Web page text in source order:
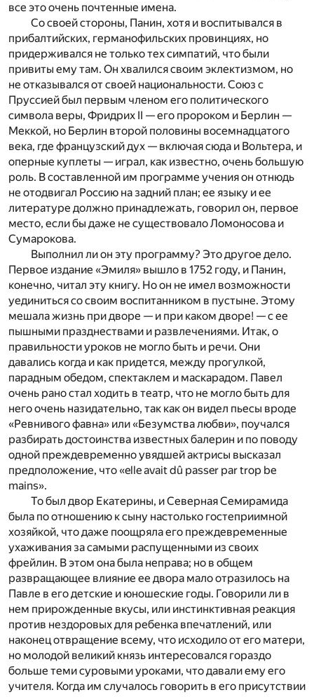
все это очень почтенные имена.
Со своей стороны, Панин, хотя и воспитывался в
прибалтийских, германофильских провинциях, но
придерживался не только тех симпатий, что были
привиты ему там. Он хвалился своим эклектизмом, но
не отказывался от своей национальности. Союз с
Пруссией был первым членом его политического
символа веры, Фридрих II — его пророком и Берлин —
Меккой, но Берлин второй половины восемнадцатого
века, где французский дух — включая сюда и Вольтера, и
оперные куплеты — играл, как известно, очень большую
роль. В составленной им программе учения он отнюдь
не отодвигал Россию на задний план; ее языку и ее
литературе должно принадлежать, говорил он, первое
место, если бы даже не существовало Ломоносова и
Сумарокова.
Выполнил ли он эту программу? Это другое дело.
Первое издание «Эмиля» вышло в 1752 году, и Панин,
конечно, читал эту книгу. Но он не имел возможности
уединиться со своим воспитанником в пустыне. Этому
мешала жизнь при дворе — и при каком дворе! — с ее
пышными празднествами и развлечениями. Итак, о
правильности уроков не могло быть и речи. Они
давались когда и как придется, между прогулкой,
парадным обедом, спектаклем и маскарадом. Павел
очень рано стал ходить в театр, что не могло быть для
него очень назидательно, так как он видел пьесы вроде
«Ревнивого фавна» или «Безумства любви», поучался
разбирать достоинства известных балерин и по поводу
одной преждевременно увядшей актрисы высказал
предположение, что «elle avait dû passer par trop be
mains».
То был двор Екатерины, и Северная Семирамида
была по отношению к сыну настолько гостеприимной
хозяйкой, что даже поощряла его преждевременные
ухаживания за самыми распущенными из своих
фрейлин. В этом она была неправа; но в общем
развращающее влияние ее двора мало отразилось на
Павле в его детские и юношеские годы. Говорили ли в
нем прирожденные вкусы, или инстинктивная реакция
против нездоровых для ребенка впечатлений, или
наконец отвращение всему, что исходило от его матери,
но молодой великий князь интересовался гораздо
больше теми суровыми уроками, что давали ему его
учителя. Когда им случалось говорить в его присутствии